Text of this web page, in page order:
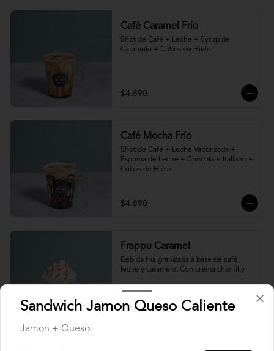
Café Caramel Frío
Shot de Café + Leche + Syrup de
Caramelo + Cubos de Hielo
$4.890
Café Mocha Frío
Shot de Café + Leche Vaporizada +
Espuma de Leche + Chocolate Italiano +
Cubos de Hielo
$4.890
Frappu Caramel
Bebida fría granizada a base de café,
leche y caramelo. Con crema chantilly.
Sandwich Jamon Queso Caliente
Jamon + Queso